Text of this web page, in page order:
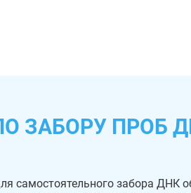
ЗАБОРУ ПРОБ
самостоятельного забора ДНК